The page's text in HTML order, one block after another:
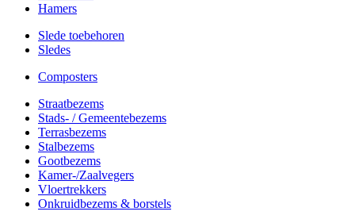
Hamers
Slede toebehoren
Sledes
Composters
Straatbezems
Stads- / Gemeentebezems
Terrasbezems
Stalbezems
Gootbezems
Kamer-/Zaalvegers
Vloertrekkers
Onkruidbezems & borstels